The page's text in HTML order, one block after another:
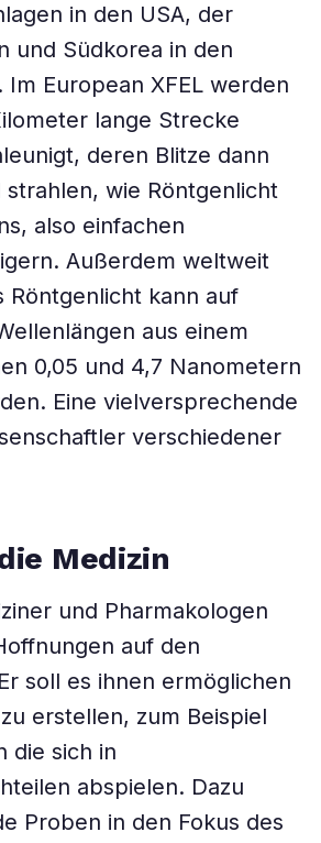
in den USA, der
und Südkorea in den
European XFEL werden
lange Strecke
deren Blitze dann
strahlen, wie Röntgenlicht
also einfachen
Außerdem weltweit
Röntgenlicht kann auf
aus einem
0,05 und 4,7 Nanometern
Eine vielversprechende
verschiedener
Medizin
und Pharmakologen
auf den
soll es ihnen ermöglichen
erstellen, zum Beispiel
die sich in
abspielen. Dazu
Proben in den Fokus des